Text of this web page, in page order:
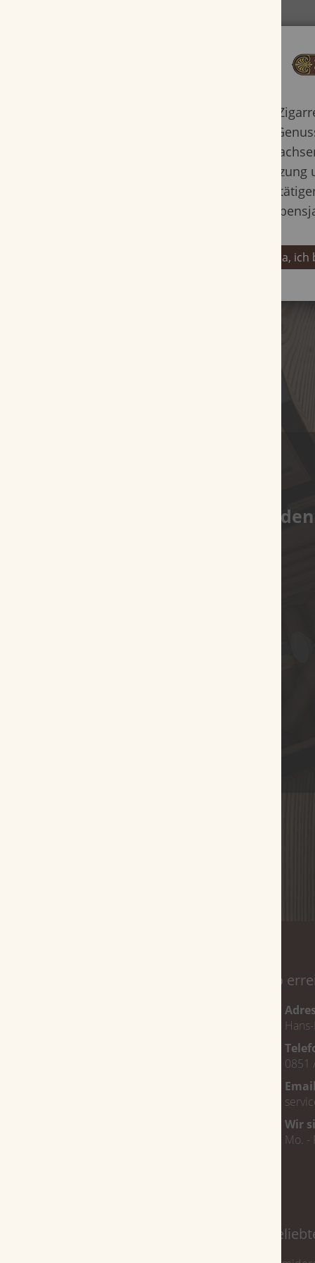
Raucher, der die ganze Power eines englischen
weiß. Gleiche Anteile air cured, flue cured und
verleihen diesem Boliden seinen spezifischen
Es
So
0851
Email
Wir
Mo. -
Ja,